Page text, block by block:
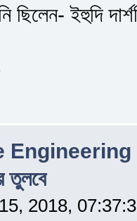
ইহুদি
Engineering
তুলবে
2018,